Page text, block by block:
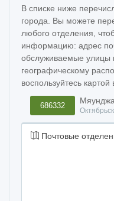
В списке ниже
города. Вы можете
любого отделения,
информацию: адрес
обслуживаемые улицы
географическому
воспользуйтесь картой
686332
Мяунджа
Почтовые